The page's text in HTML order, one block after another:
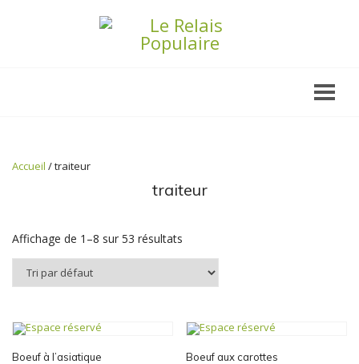
Accueil / traiteur
traiteur
Affichage de 1–8 sur 53 résultats
Boeuf à l’asiatique Boeuf aux carottes